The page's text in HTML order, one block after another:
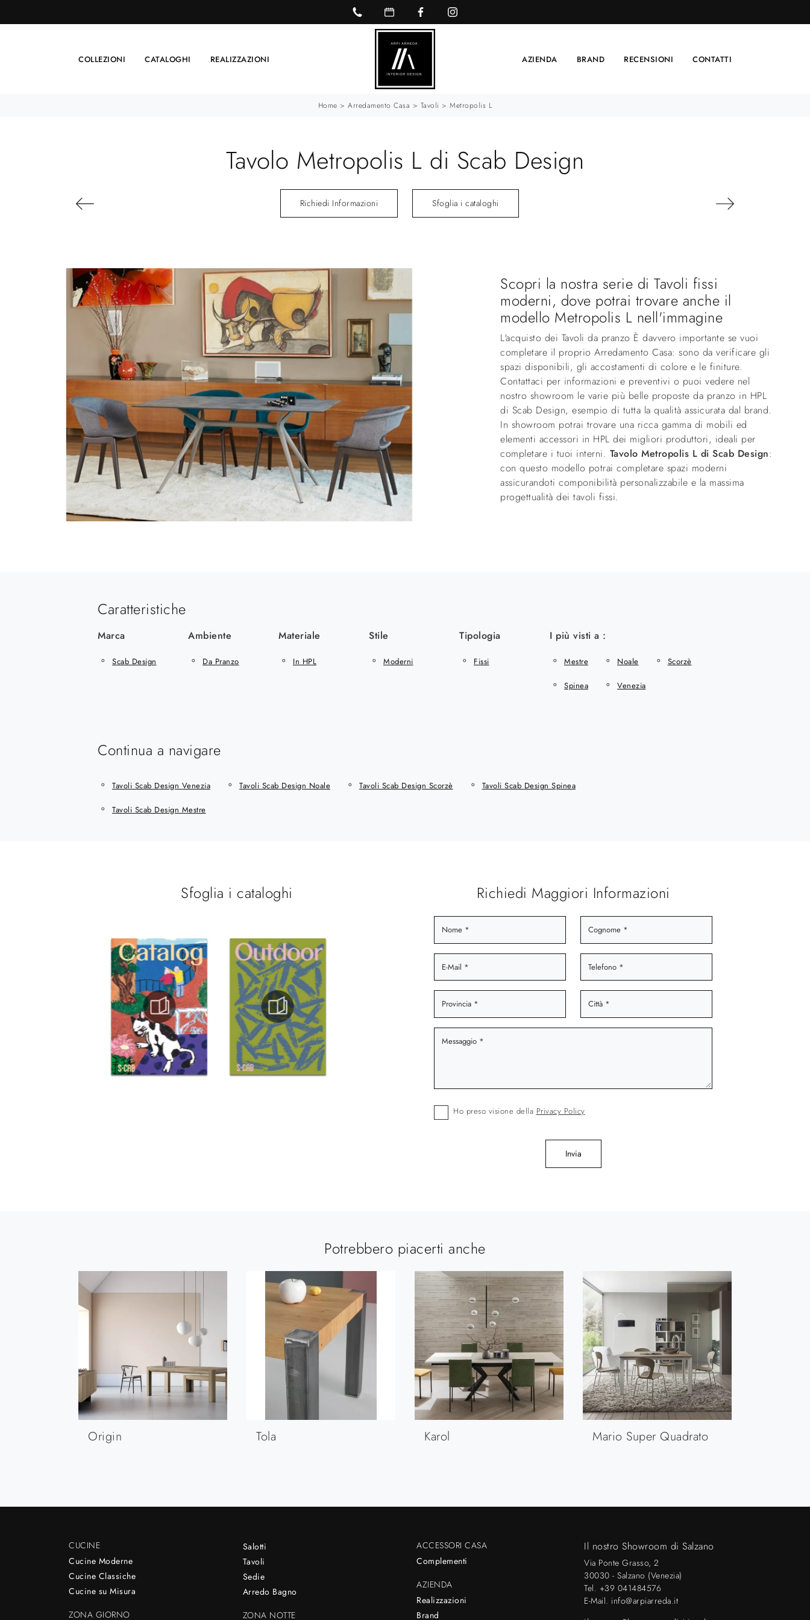
COLLEZIONI CATALOGHI REALIZZAZIONI AZIENDA BRAND RECENSIONI CONTATTI
Home >Arredamento Casa > Tavoli >Metropolis L
Tavolo Metropolis L di Scab Design
Richiedi Informazioni Sfoglia i cataloghi
Scopri la nostra serie di Tavoli fissi
moderni, dove potrai trovare anche il
modello Metropolis L nell'immagine
L'acquisto dei Tavoli da pranzo È davvero importante se vuoi
completare il proprio Arredamento Casa: sono da verificare gli
spazi disponibili, gli accostamenti di colore e le finiture.
Contattaci per informazioni e preventivi o puoi vedere nel
nostro showroom le varie più belle proposte da pranzo in HPL
di Scab Design, esempio di tutta la qualità assicurata dal brand.
In showroom potrai trovare una ricca gamma di mobili ed
elementi accessori in HPL dei migliori produttori, ideali per
completare i tuoi interni. Tavolo Metropolis L di Scab Design:
con questo modello potrai completare spazi moderni
assicurandoti componibilità personalizzabile e la massima
progettualità dei tavoli fissi.
Caratteristiche
Marca
Scab Design
Ambiente
Da Pranzo
Materiale
In HPL
Stile
Moderni
Tipologia
Fissi
I più visti a :
Mestre Noale Scorzè
Spinea Venezia
Continua a navigare
Tavoli Scab Design Venezia Tavoli Scab Design Noale Tavoli Scab Design Scorzè Tavoli Scab Design Spinea
Tavoli Scab Design Mestre
Sfoglia i cataloghi Richiedi Maggiori Informazioni
Ho preso visione della Privacy Policy
Invia
Potrebbero piacerti anche
Origin Tola Karol Mario Super Quadrato
CUCINE
Cucine Moderne
Cucine Classiche
Cucine su Misura
ZONA GIORNO
Salotti
Tavoli
Sedie
Arredo Bagno
ZONA NOTTE
ACCESSORI CASA
Complementi
AZIENDA
Realizzazioni
Brand
Il nostro Showroom di Salzano
Via Ponte Grasso, 2
30030 - Salzano (Venezia)
Tel. +39 041484576
E-Mail. info@arpiarreda.it